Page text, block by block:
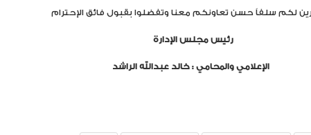
لكم سلفاً حسن تعاونكم معنا وتفضلوا بقبول فائق الإحترام
رئيس مجلس الإدارة
الإعلامي والمحامي : خالد عبدالله الراشد